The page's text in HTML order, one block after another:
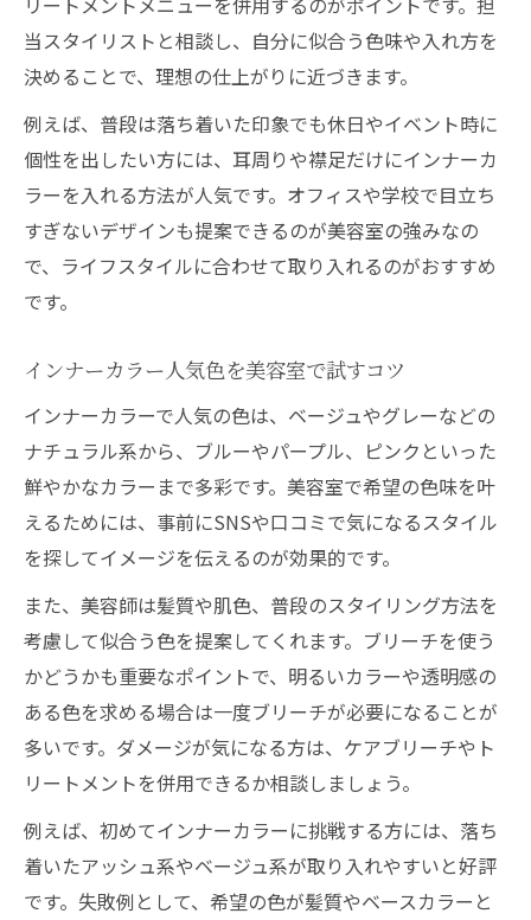
当スタイリストと相談し、自分に似合う色味や入れ方を
決めることで、理想の仕上がりに近づきます。
例えば、普段は落ち着いた印象でも休日やイベント時に
個性を出したい方には、耳周りや襟足だけにインナーカ
ラーを入れる方法が人気です。オフィスや学校で目立ち
すぎないデザインも提案できるのが美容室の強みなの
で、ライフスタイルに合わせて取り入れるのがおすすめ
です。
インナーカラー人気色を美容室で試すコツ
インナーカラーで人気の色は、ベージュやグレーなどの
ナチュラル系から、ブルーやパープル、ピンクといった
鮮やかなカラーまで多彩です。美容室で希望の色味を叶
えるためには、事前にSNSや口コミで気になるスタイル
を探してイメージを伝えるのが効果的です。
また、美容師は髪質や肌色、普段のスタイリング方法を
考慮して似合う色を提案してくれます。ブリーチを使う
かどうかも重要なポイントで、明るいカラーや透明感の
ある色を求める場合は一度ブリーチが必要になることが
多いです。ダメージが気になる方は、ケアブリーチやト
リートメントを併用できるか相談しましょう。
例えば、初めてインナーカラーに挑戦する方には、落ち
着いたアッシュ系やベージュ系が取り入れやすいと好評
です。失敗例として、希望の色が髪質やベースカラーと